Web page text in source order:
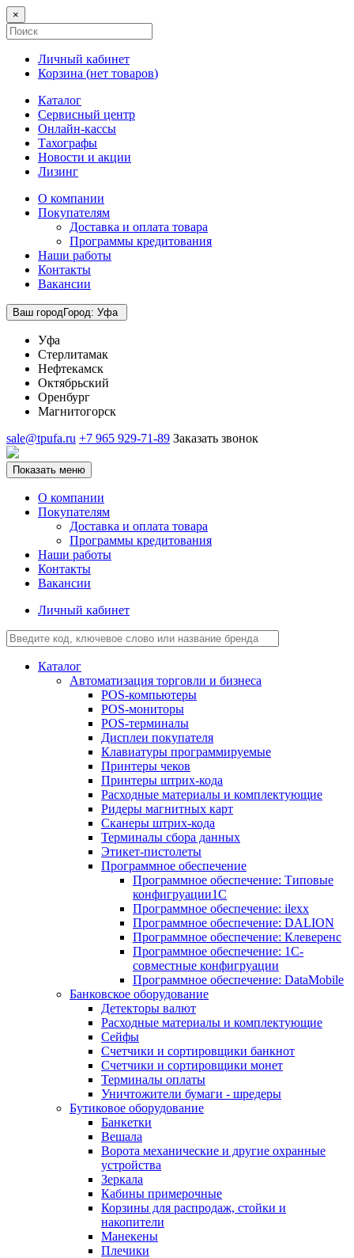
×
Личный кабинет
Корзина (нет товаров)
Каталог
Сервисный центр
Онлайн-кассы
Тахографы
Новости и акции
Лизинг
О компании
Покупателям
Доставка и оплата товара
Программы кредитования
Наши работы
Контакты
Вакансии
Ваш городГород: Уфа
Уфа
Стерлитамак
Нефтекамск
Октябрьский
Оренбург
Магнитогорск
sale@tpufa.ru +7 965 929-71-89 Заказать звонок
Показать меню
О компании
Покупателям
Доставка и оплата товара
Программы кредитования
Наши работы
Контакты
Вакансии
Личный кабинет
Каталог
Автоматизация торговли и бизнеса
POS-компьютеры
POS-мониторы
POS-терминалы
Дисплеи покупателя
Клавиатуры программируемые
Принтеры чеков
Принтеры штрих-кода
Расходные материалы и комплектующие
Ридеры магнитных карт
Сканеры штрих-кода
Терминалы сбора данных
Этикет-пистолеты
Программное обеспечение
Программное обеспечение: Типовые
конфигруации1С
Программное обеспечение: ilexx
Программное обеспечение: DALION
Программное обеспечение: Клеверенс
Программное обеспечение: 1С-
совместные конфигруации
Программное обеспечение: DataMobile
Банковское оборудование
Детекторы валют
Расходные материалы и комплектующие
Сейфы
Счетчики и сортировщики банкнот
Счетчики и сортировщики монет
Терминалы оплаты
Уничтожители бумаги - шредеры
Бутиковое оборудование
Банкетки
Вешала
Ворота механические и другие охранные
устройства
Зеркала
Кабины примерочные
Корзины для распродаж, стойки и
накопители
Манекены
Плечики